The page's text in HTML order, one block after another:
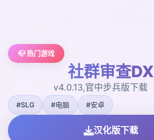
📪 热门游戏
社群审查DX
v4.0.13,官中步兵版下载
#SLG #电脑 #安卓
汉化版下载